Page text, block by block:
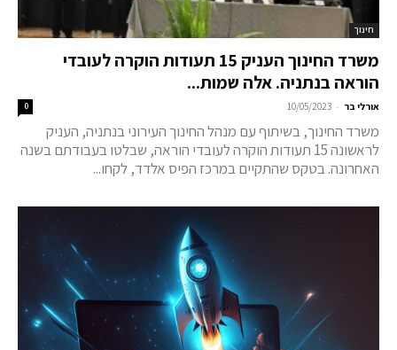
חינוך
משרד החינוך העניק 15 תעודות הוקרה לעובדי
הוראה בנתניה. אלה שמות...
אורלי בר -
10/05/2023
0
משרד החינוך, בשיתוף עם מנהל החינוך העירוני בנתניה, העניק
לראשונה 15 תעודות הוקרה לעובדי הוראה, שבלטו בעבודתם בשנה
האחרונה. בטקס שהתקיים במרכז הפיס אלדד, לקחו...